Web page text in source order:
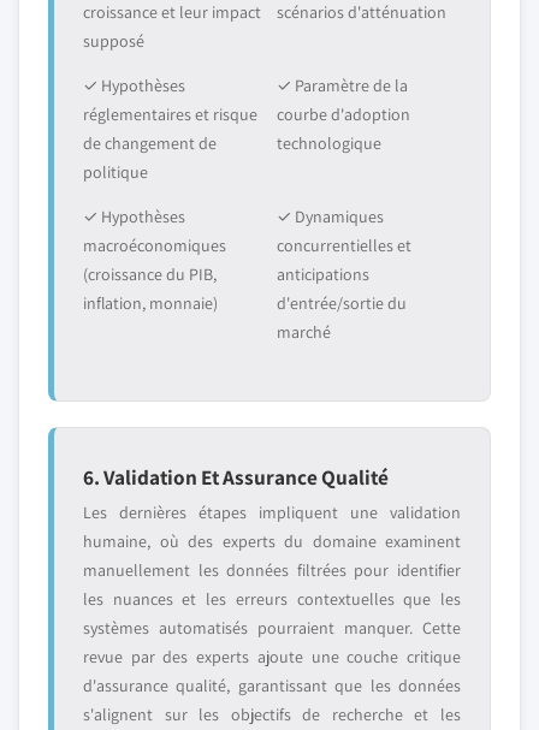
croissance et leur impact
supposé
scénarios d'atténuation
✓ Hypothèses
réglementaires et risque
de changement de
politique
✓ Paramètre de la
courbe d'adoption
technologique
✓ Hypothèses
macroéconomiques
(croissance du PIB,
inflation, monnaie)
✓ Dynamiques
concurrentielles et
anticipations
d'entrée/sortie du
marché
6. Validation Et Assurance Qualité
Les dernières étapes impliquent une validation
humaine, où des experts du domaine examinent
manuellement les données filtrées pour identifier
les nuances et les erreurs contextuelles que les
systèmes automatisés pourraient manquer. Cette
revue par des experts ajoute une couche critique
d'assurance qualité, garantissant que les données
s'alignent sur les objectifs de recherche et les